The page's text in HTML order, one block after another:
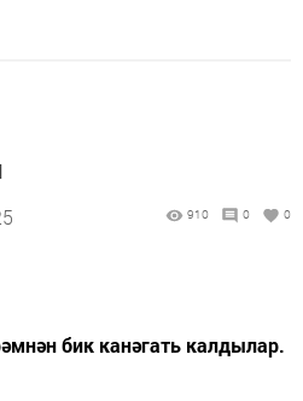
910 0 0
бик канәгать калдылар.